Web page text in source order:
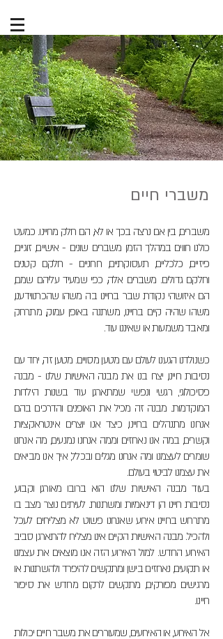
משברים, בין אם נרצה בכך או לא, הם חלק מחיינו. כמעט
כולנו חווים במהלך הזמן משברים שונים - אישיים, זוגיים,
פיזיים, כלכליים, תעסוקתיים, רוחניים - חלקם קטנים
וחלקם גדולים. משברים אלה, כפי שמעיד עליהם שמם,
הם איזושהי נקודת שבר בחיינו בה משהו שהכרנווידענו,
משהו שהיה קיים בחיינו, משתנה באופן עמוק, מתרחק
ומאבד משמעות או שאיננו עוד.
כשנולדנו הגענו לעולם עם מטען מסויים. מטען זה, יחד עם
נסיבות חיינו, יצרו בנו את מבנה האישיות שלנו - מבנה
פסיכולוגי, רגשי ונפשי שמתארגן עוד בשנות הילדות
המוקדמות. מבנה זה מכיל את האופנים והדרכים בהם
אנחנו מתנהלים בחיינו, כיצד אנו יוצרים אינטראקציות
וקשרים, במה אנו נאחזים וממה אנחנו נמנעים, מה אנחנו
שומרים לעצמנו ומה אנחנו מגלים ובכלל, איך אנו מביאים
את עצמנו לביטוי בעולם.
בעוד מבנה האישיות שלנו הוא ברובו מאורגן וקבוע,
נסיבות חיינו הן דינאמיות ומשתנות. לעיתים נוצר מצב בו
מתרחש בחיינו אירוע שאנחנו פשוט לא מצליחים לעכל
ולהכיל. מבנה האישיות הקיים אינו מצליח להתארגן סביב
האירוע החדש. למול האירוע הזה אנו מוצאים את עצמנו
או תקועים, נאחזים בישן ומתקשים להיפרד ולהשתנות או
מרגישים מפורקים, מתקשים לרקום מחדש את סיפור
חיינו.
אל האירוע, או האירועים, שמעוררים את משבר חיים יכולות
משברי חיים